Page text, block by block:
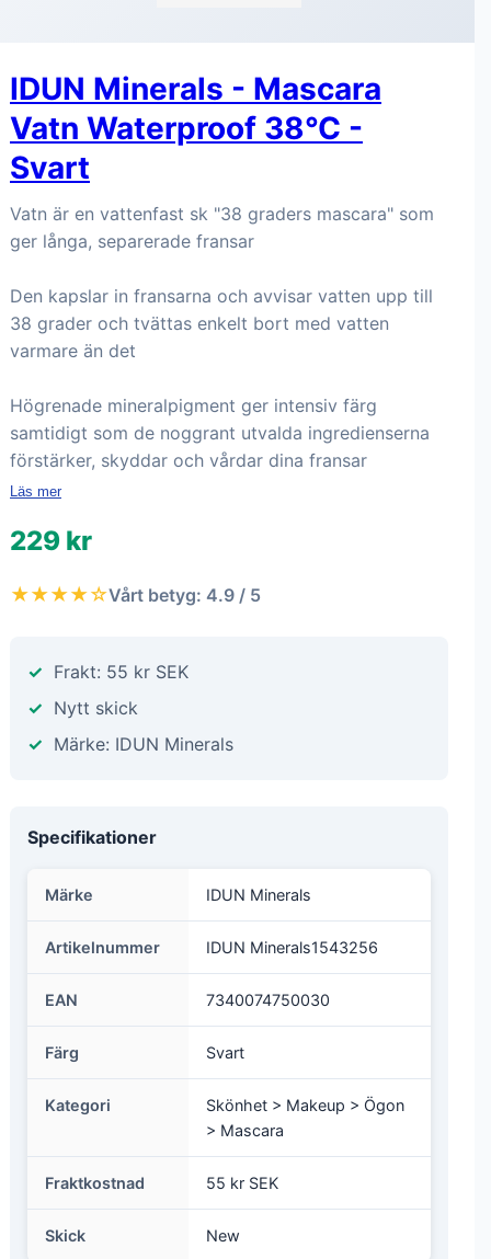
IDUN Minerals - Mascara
Vatn Waterproof 38°C -
Svart
Vatn är en vattenfast sk "38 graders mascara" som
ger långa, separerade fransar
Den kapslar in fransarna och avvisar vatten upp till
38 grader och tvättas enkelt bort med vatten
varmare än det
Högrenade mineralpigment ger intensiv färg
samtidigt som de noggrant utvalda ingredienserna
förstärker, skyddar och vårdar dina fransar
Läs mer
229 kr
★★★★☆Vårt betyg: 4.9 / 5
Frakt: 55 kr SEK
Nytt skick
Märke: IDUN Minerals
Specifikationer
Märke IDUN Minerals
Artikelnummer IDUN Minerals1543256
EAN 7340074750030
Färg Svart
Kategori
Skönhet > Makeup > Ögon
> Mascara
Fraktkostnad 55 kr SEK
Skick New